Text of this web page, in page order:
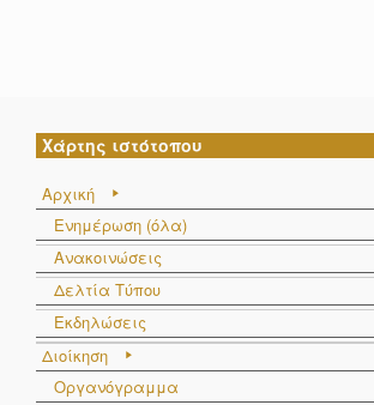
Χάρτης ιστότοπου
Αρχική
Ενημέρωση (όλα)
Ανακοινώσεις
Δελτία Τύπου
Εκδηλώσεις
Διοίκηση
Οργανόγραμμα